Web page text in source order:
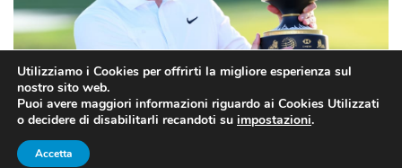
Rory McIlroy, 30 anni, con il trofeo dell’HSBC Champions (fonte:
Utilizziamo i Cookies per offrirti la migliore esperienza sul
nostro sito web.
Puoi avere maggiori informazioni riguardo ai Cookies Utilizzati
o decidere di disabilitarli recandoti su impostazioni.
Accetta